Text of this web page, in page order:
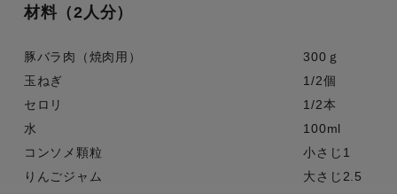
材料（2人分）
豚バラ肉（焼肉用）
300ｇ
玉ねぎ
1/2個
セロリ
1/2本
水
100ml
コンソメ顆粒
小さじ1
りんごジャム
大さじ2.5